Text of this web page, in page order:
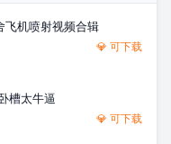
飞机喷射视频合辑
💎 可下载
槽太牛逼
💎 可下载